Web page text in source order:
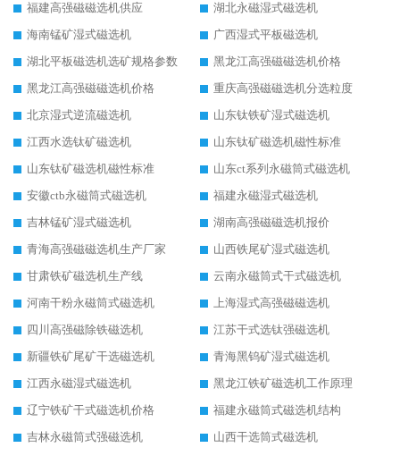
福建高强磁磁选机供应
湖北永磁湿式磁选机
海南锰矿湿式磁选机
广西湿式平板磁选机
湖北平板磁选机选矿规格参数
黑龙江高强磁磁选机价格
黑龙江高强磁磁选机价格
重庆高强磁磁选机分选粒度
北京湿式逆流磁选机
山东钛铁矿湿式磁选机
江西水选钛矿磁选机
山东钛矿磁选机磁性标准
山东钛矿磁选机磁性标准
山东ct系列永磁筒式磁选机
安徽ctb永磁筒式磁选机
福建永磁湿式磁选机
吉林锰矿湿式磁选机
湖南高强磁磁选机报价
青海高强磁磁选机生产厂家
山西铁尾矿湿式磁选机
甘肃铁矿磁选机生产线
云南永磁筒式干式磁选机
河南干粉永磁筒式磁选机
上海湿式高强磁磁选机
四川高强磁除铁磁选机
江苏干式选钛强磁选机
新疆铁矿尾矿干选磁选机
青海黑钨矿湿式磁选机
江西永磁湿式磁选机
黑龙江铁矿磁选机工作原理
辽宁铁矿干式磁选机价格
福建永磁筒式磁选机结构
吉林永磁筒式强磁选机
山西干选筒式磁选机